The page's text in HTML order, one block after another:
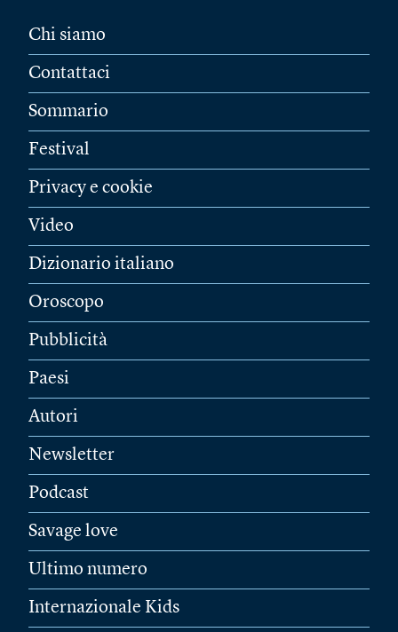
Chi siamo
Contattaci
Sommario
Festival
Privacy e cookie
Video
Dizionario italiano
Oroscopo
Pubblicità
Paesi
Autori
Newsletter
Podcast
Savage love
Ultimo numero
Internazionale Kids